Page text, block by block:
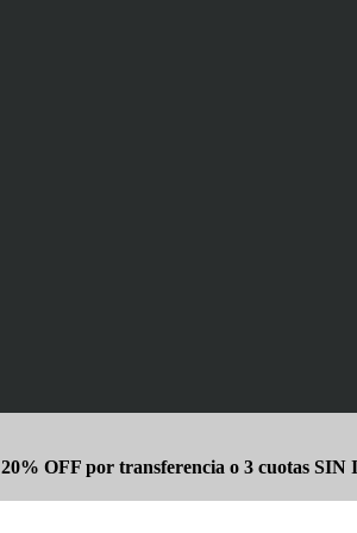
20% OFF por transferencia o 3 cuotas SIN